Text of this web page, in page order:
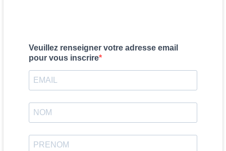
Veuillez renseigner votre adresse email
pour vous inscrire